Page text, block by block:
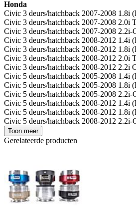
Honda
Civic 3 deurs/hatchback 2007-2008 1.8i
Civic 3 deurs/hatchback 2007-2008 2.0i
Civic 3 deurs/hatchback 2007-2008
Civic 3 deurs/hatchback 2008-2012 1.4i
Civic 3 deurs/hatchback 2008-2012 1.8i
Civic 3 deurs/hatchback 2008-2012 2.0i
Civic 3 deurs/hatchback 2008-2012 2.2i
Civic 5 deurs/hatchback 2005-2008 1.4i
Civic 5 deurs/hatchback 2005-2008 1.8i
Civic 5 deurs/hatchback 2005-2008
Civic 5 deurs/hatchback 2008-2012 1.4i
Civic 5 deurs/hatchback 2008-2012 1.8i
Civic 5 deurs/hatchback 2008-2012
Toon meer
Gerelateerde producten